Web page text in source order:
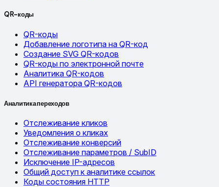
QR-коды
QR-коды
Добавление логотипа на QR-код
Создание SVG QR-кодов
QR-коды по электронной почте
Аналитика QR-кодов
API генератора QR-кодов
Аналитика переходов
Отслеживание кликов
Уведомления о кликах
Отслеживание конверсий
Отслеживание параметров / SubID
Исключение IP-адресов
Общий доступ к аналитике ссылок
Коды состояния HTTP